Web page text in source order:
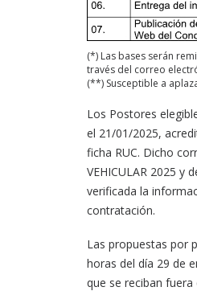
(*) Las bases serán
través del correo
(**) Susceptible a
Los Postores
el 21/01/2025,
ficha RUC. Dicho
VEHICULAR 2025 y
verificada la
contratación.
Las propuestas por
horas del día 29 de
que se reciban